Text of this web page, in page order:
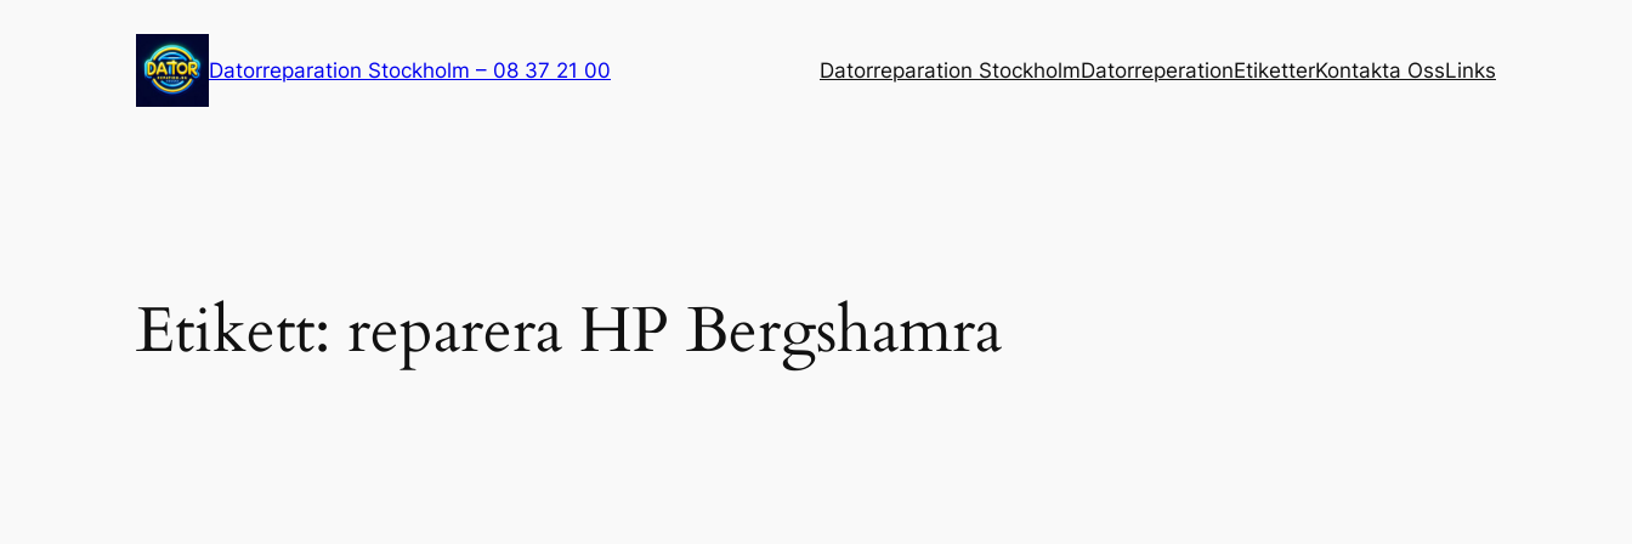
Datorreparation Stockholm – 08 37 21 00 Datorreparation StockholmDatorreperationEtiketterKontakta OssLinks
Etikett: reparera HP Bergshamra